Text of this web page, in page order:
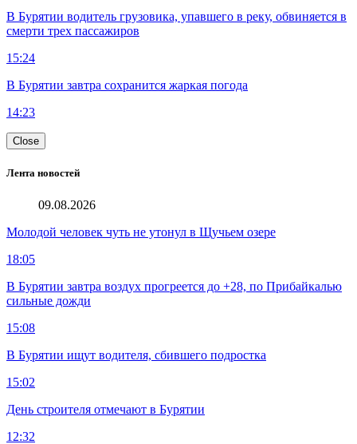
В Бурятии водитель грузовика, упавшего в реку, обвиняется в
смерти трех пассажиров
15:24
В Бурятии завтра сохранится жаркая погода
14:23
Close
Лента новостей
09.08.2026
Молодой человек чуть не утонул в Щучьем озере
18:05
В Бурятии завтра воздух прогреется до +28, по Прибайкалью
сильные дожди
15:08
В Бурятии ищут водителя, сбившего подростка
15:02
День строителя отмечают в Бурятии
12:32